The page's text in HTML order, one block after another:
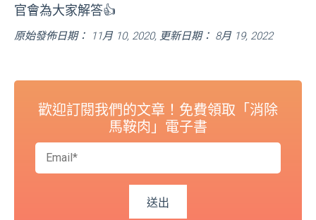
官會為大家解答👍
原始發佈日期： 11月 10, 2020, 更新日期： 8月 19, 2022
歡迎訂閱我們的文章！免費領取「消除
馬鞍肉」電子書